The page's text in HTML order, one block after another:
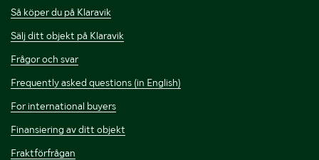
Så köper du på Klaravik
Sälj ditt objekt på Klaravik
Frågor och svar
Frequently asked questions (in English)
For international buyers
Finansiering av ditt objekt
Fraktförfrågan